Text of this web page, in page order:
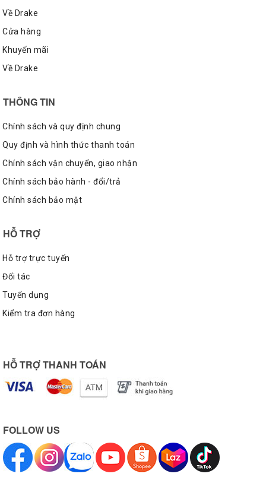
Về Drake
Cửa hàng
Khuyến mãi
Về Drake
THÔNG TIN
Chính sách và quy định chung
Quy định và hình thức thanh toán
Chính sách vận chuyển, giao nhận
Chính sách bảo hành - đổi/trả
Chính sách bảo mật
HỖ TRỢ
Hỗ trợ trực tuyến
Đối tác
Tuyển dụng
Kiểm tra đơn hàng
HỖ TRỢ THANH TOÁN
FOLLOW US